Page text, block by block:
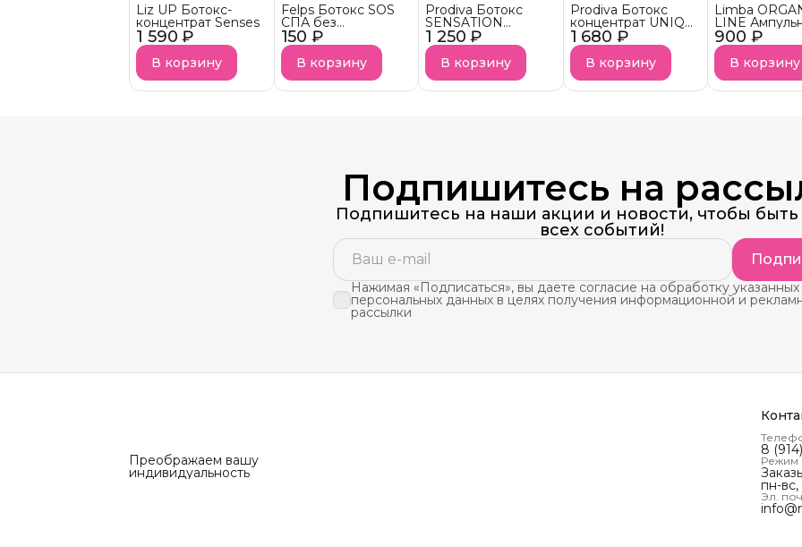
1 590 ₽
Liz UP Ботокс-
концентрат Senses
В корзину
150 ₽
Felps Ботокс SOS
СПА без
выпрямляющего
эффекта АКЦИЯ!
В корзину
1 250 ₽
Prodiva Ботокс
SENSATION
BLOND
тонирующий
В корзину
1 680 ₽
Prodiva Ботокс
концентрат UNIQ
BLEND
В корзину
900 ₽
Limba
LINE
ботокс
для волос
Concetrat
В корзину
Подпишитесь на
Подпишитесь на наши акции и новости, чтобы быть
всех событий!
Нажимая «Подписаться», вы даете согласие на обработку указанных
персональных данных в целях получения информационной и
рассылки
Преображаем вашу
индивидуальность
8
Режим
пн-
Эл.